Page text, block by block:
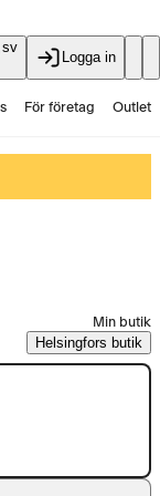
sv
Logga in
För företag Outlet
Min butik
Helsingfors butik